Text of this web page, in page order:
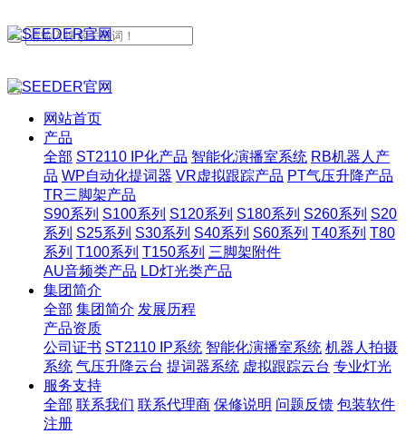
网站首页
产品
全部 ST2110 IP化产品 智能化演播室系统 RB机器人产
品 WP自动化提词器 VR虚拟跟踪产品 PT气压升降产品
TR三脚架产品
S90系列 S100系列 S120系列 S180系列 S260系列 S20
系列 S25系列 S30系列 S40系列 S60系列 T40系列 T80
系列 T100系列 T150系列 三脚架附件
AU音频类产品 LD灯光类产品
集团简介
全部 集团简介 发展历程
产品资质
公司证书 ST2110 IP系统 智能化演播室系统 机器人拍摄
系统 气压升降云台 提词器系统 虚拟跟踪云台 专业灯光
服务支持
全部 联系我们 联系代理商 保修说明 问题反馈 包装软件
注册